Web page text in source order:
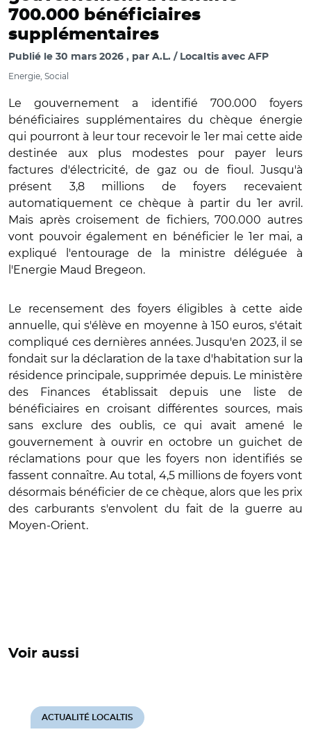
700.000 bénéficiaires
supplémentaires
Publié le 30 mars 2026 par A.L. / Localtis avec AFP
Energie, Social
Le gouvernement a identifié 700.000 foyers
bénéficiaires supplémentaires du chèque énergie
qui pourront à leur tour recevoir le 1er mai cette aide
destinée aux plus modestes pour payer leurs
factures d'électricité, de gaz ou de fioul. Jusqu'à
présent 3,8 millions de foyers recevaient
automatiquement ce chèque à partir du 1er avril.
Mais après croisement de fichiers, 700.000 autres
vont pouvoir également en bénéficier le 1er mai, a
expliqué l'entourage de la ministre déléguée à
l'Energie Maud Bregeon.
Le recensement des foyers éligibles à cette aide
annuelle, qui s'élève en moyenne à 150 euros, s'était
compliqué ces dernières années. Jusqu'en 2023, il se
fondait sur la déclaration de la taxe d'habitation sur la
résidence principale, supprimée depuis. Le ministère
des Finances établissait depuis une liste de
bénéficiaires en croisant différentes sources, mais
sans exclure des oublis, ce qui avait amené le
gouvernement à ouvrir en octobre un guichet de
réclamations pour que les foyers non identifiés se
fassent connaître. Au total, 4,5 millions de foyers vont
désormais bénéficier de ce chèque, alors que les prix
des carburants s'envolent du fait de la guerre au
Moyen-Orient.
Voir aussi
ACTUALITÉ LOCALTIS